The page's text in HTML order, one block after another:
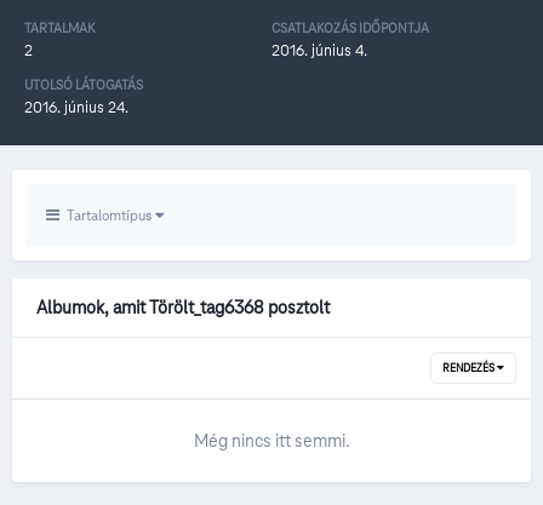
TARTALMAK
2
CSATLAKOZÁS IDŐPONTJA
2016. június 4.
UTOLSÓ LÁTOGATÁS
2016. június 24.
Tartalomtípus
Albumok, amit Törölt_tag6368 posztolt
RENDEZÉS
Még nincs itt semmi.